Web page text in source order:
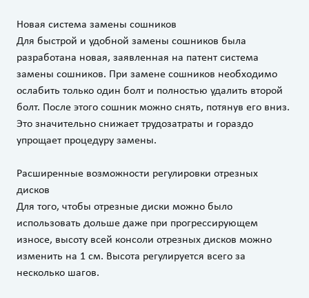
Новая система замены сошников
Для быстрой и удобной замены сошников была
разработана новая, заявленная на патент система
замены сошников. При замене сошников необходимо
ослабить только один болт и полностью удалить второй
болт. После этого сошник можно снять, потянув его вниз.
Это значительно снижает трудозатраты и гораздо
упрощает процедуру замены.
Расширенные возможности регулировки отрезных
дисков
Для того, чтобы отрезные диски можно было
использовать дольше даже при прогрессирующем
износе, высоту всей консоли отрезных дисков можно
изменить на 1 см. Высота регулируется всего за
несколько шагов.